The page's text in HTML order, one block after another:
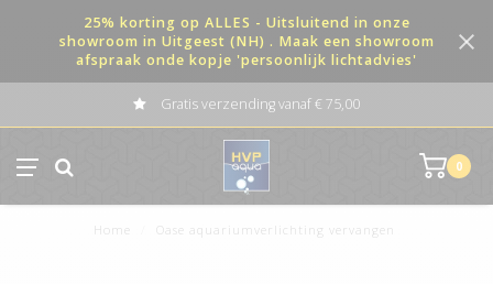
25% korting op ALLES - Uitsluitend in onze
showroom in Uitgeest (NH) . Maak een showroom
afspraak onde kopje 'persoonlijk lichtadvies'
Gratis verzending vanaf € 75,00
0
Home Oase aquariumverlichting vervangen